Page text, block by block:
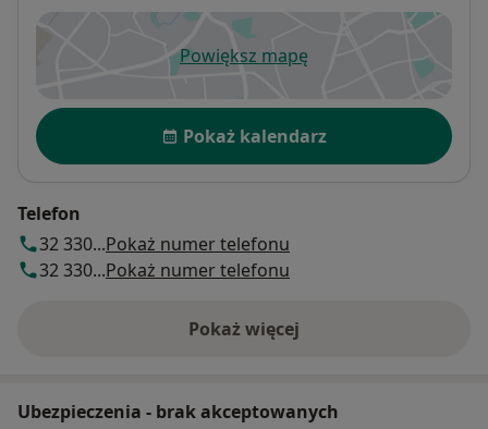
Powiększ mapęotwiera się w nowej karcie
Dostępność
Pokaż kalendarz
Telefon
32 330...Pokaż numer telefonu
32 330...Pokaż numer telefonu
Pokaż więcej
o adresie
Ubezpieczenia - brak akceptowanych